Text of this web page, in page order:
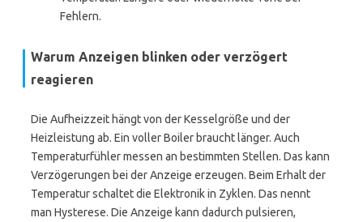
Fehlern.
Warum Anzeigen blinken oder verzögert
reagieren
Die Aufheizzeit hängt von der Kesselgröße und der
Heizleistung ab. Ein voller Boiler braucht länger. Auch
Temperaturfühler messen an bestimmten Stellen. Das kann
Verzögerungen bei der Anzeige erzeugen. Beim Erhalt der
Temperatur schaltet die Elektronik in Zyklen. Das nennt
man Hysterese. Die Anzeige kann dadurch pulsieren,